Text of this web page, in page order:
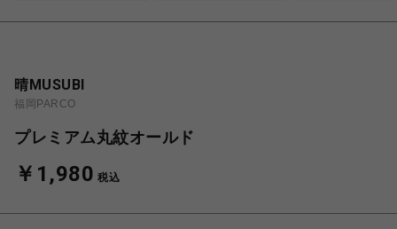
晴MUSUBI
福岡PARCO
プレミアム丸紋オールド
￥1,980 税込